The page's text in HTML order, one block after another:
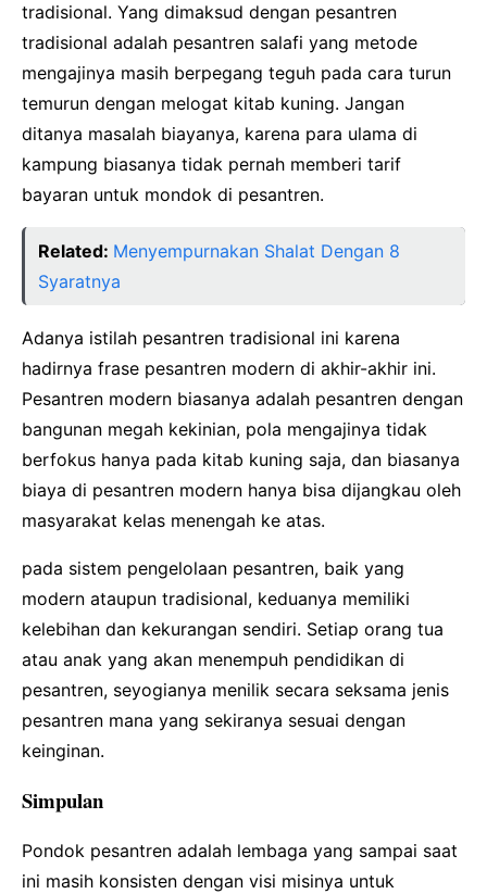
tradisional. Yang dimaksud dengan pesantren
tradisional adalah pesantren salafi yang metode
mengajinya masih berpegang teguh pada cara turun
temurun dengan melogat kitab kuning. Jangan
ditanya masalah biayanya, karena para ulama di
kampung biasanya tidak pernah memberi tarif
bayaran untuk mondok di pesantren.
Related: Menyempurnakan Shalat Dengan 8
Syaratnya
Adanya istilah pesantren tradisional ini karena
hadirnya frase pesantren modern di akhir-akhir ini.
Pesantren modern biasanya adalah pesantren dengan
bangunan megah kekinian, pola mengajinya tidak
berfokus hanya pada kitab kuning saja, dan biasanya
biaya di pesantren modern hanya bisa dijangkau oleh
masyarakat kelas menengah ke atas.
pada sistem pengelolaan pesantren, baik yang
modern ataupun tradisional, keduanya memiliki
kelebihan dan kekurangan sendiri. Setiap orang tua
atau anak yang akan menempuh pendidikan di
pesantren, seyogianya menilik secara seksama jenis
pesantren mana yang sekiranya sesuai dengan
keinginan.
Simpulan
Pondok pesantren adalah lembaga yang sampai saat
ini masih konsisten dengan visi misinya untuk